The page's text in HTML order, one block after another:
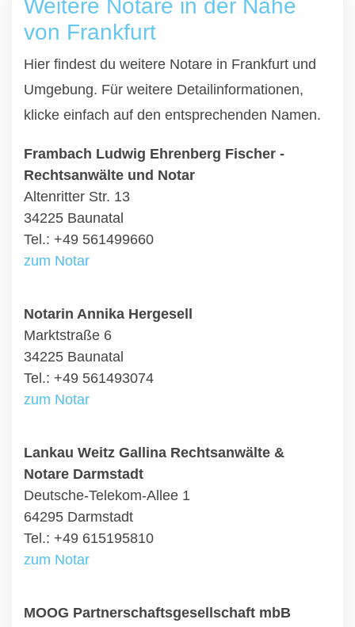
Weitere Notare in der Nähe
von Frankfurt
Hier findest du weitere Notare in Frankfurt und
Umgebung. Für weitere Detailinformationen,
klicke einfach auf den entsprechenden Namen.
Frambach Ludwig Ehrenberg Fischer -
Rechtsanwälte und Notar
Altenritter Str. 13
34225 Baunatal
Tel.: +49 561499660
zum Notar
Notarin Annika Hergesell
Marktstraße 6
34225 Baunatal
Tel.: +49 561493074
zum Notar
Lankau Weitz Gallina Rechtsanwälte &
Notare Darmstadt
Deutsche-Telekom-Allee 1
64295 Darmstadt
Tel.: +49 615195810
zum Notar
MOOG Partnerschaftsgesellschaft mbB